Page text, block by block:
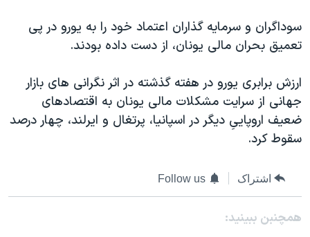
سوداگران و سرمایه گذاران اعتماد خود را به یورو در پی
تعميق بحران مالی یونان، از دست داده بودند.
ارزش برابری یورو در هفته گذشته در اثر نگرانی های بازار
جهانی از سرايت مشکلات مالی يونان به اقتصادهای
ضعيف اروپايیِ ديگر در اسپانيا، پرتغال و ايرلند، چهار درصد
سقوط کرد.
اشتراک Follow us
همچنبن ببینید: